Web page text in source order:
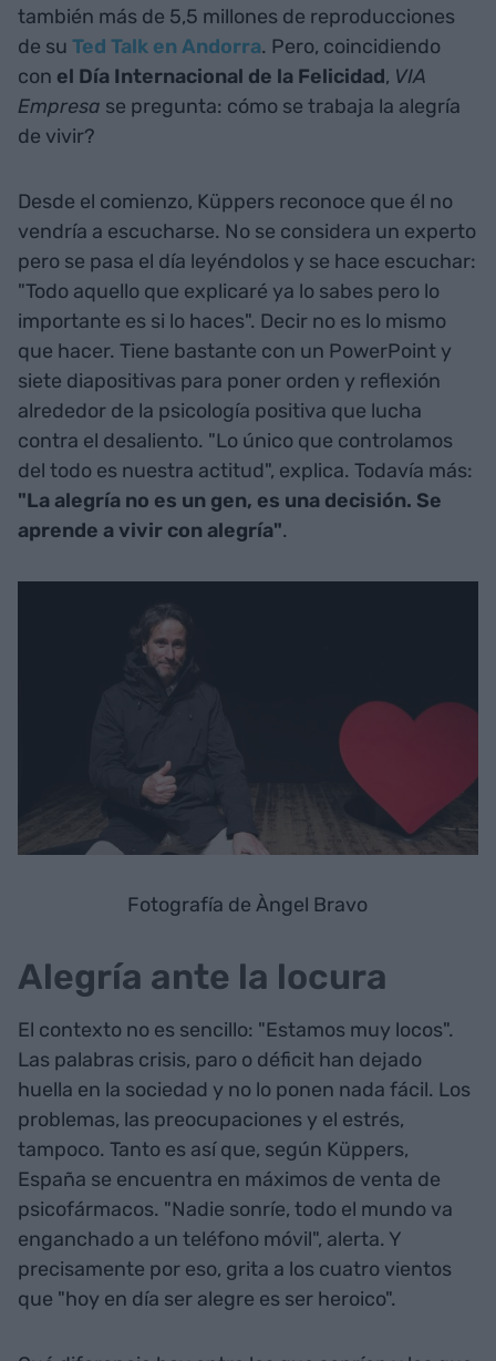
también más de 5,5 millones de reproducciones
de su Ted Talk en Andorra. Pero, coincidiendo
con el Día Internacional de la Felicidad, VIA
Empresa se pregunta: cómo se trabaja la alegría
de vivir?
Desde el comienzo, Küppers reconoce que él no
vendría a escucharse. No se considera un experto
pero se pasa el día leyéndolos y se hace escuchar:
"Todo aquello que explicaré ya lo sabes pero lo
importante es si lo haces". Decir no es lo mismo
que hacer. Tiene bastante con un PowerPoint y
siete diapositivas para poner orden y reflexión
alrededor de la psicología positiva que lucha
contra el desaliento. "Lo único que controlamos
del todo es nuestra actitud", explica. Todavía más:
"La alegría no es un gen, es una decisión. Se
aprende a vivir con alegría".
Fotografía de Àngel Bravo
Alegría ante la locura
El contexto no es sencillo: "Estamos muy locos".
Las palabras crisis, paro o déficit han dejado
huella en la sociedad y no lo ponen nada fácil. Los
problemas, las preocupaciones y el estrés,
tampoco. Tanto es así que, según Küppers,
España se encuentra en máximos de venta de
psicofármacos. "Nadie sonríe, todo el mundo va
enganchado a un teléfono móvil", alerta. Y
precisamente por eso, grita a los cuatro vientos
que "hoy en día ser alegre es ser heroico".